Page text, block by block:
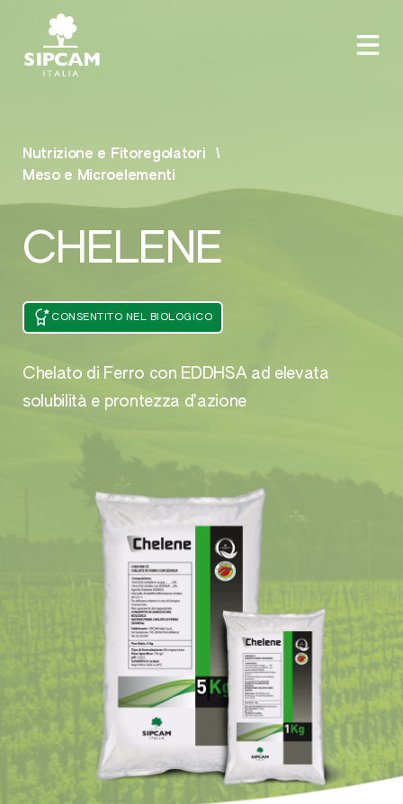
Nutrizione e Fitoregolatori
Meso e Microelementi
CHELENE
CONSENTITO NEL BIOLOGICO
Chelato di Ferro con EDDHSA ad elevata
solubilità e prontezza d’azione